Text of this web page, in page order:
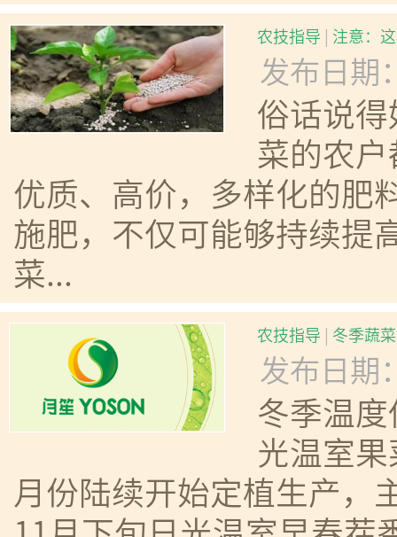
农技指导 | 注意：
发布日期
俗话说
菜的农
优质、高价，多样化的肥
施肥，不仅可能够持续提
菜...
农技指导 | 冬季蔬
发布日期
冬季温
光温室
月份陆续开始定植生产，